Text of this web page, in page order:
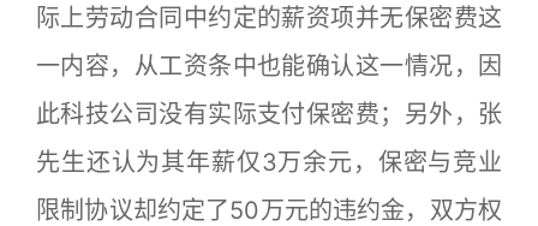
际上劳动合同中约定的薪资项并无保密费这
一内容，从工资条中也能确认这一情况，因
此科技公司没有实际支付保密费；另外，张
先生还认为其年薪仅3万余元，保密与竞业
限制协议却约定了50万元的违约金，双方权